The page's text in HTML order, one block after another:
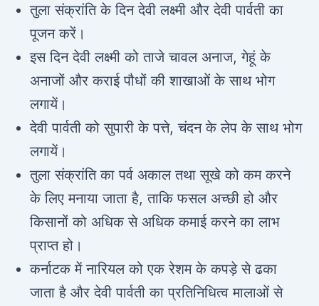
तुला संक्रांति के दिन देवी लक्ष्मी और देवी पार्वती का
पूजन करें।
इस दिन देवी लक्ष्मी को ताजे चावल अनाज, गेहूं के
अनाजों और कराई पौधों की शाखाओं के साथ भोग
लगायें।
देवी पार्वती को सुपारी के पत्ते, चंदन के लेप के साथ भोग
लगायें।
तुला संक्रांति का पर्व अकाल तथा सूखे को कम करने
के लिए मनाया जाता है, ताकि फसल अच्छी हो और
किसानों को अधिक से अधिक कमाई करने का लाभ
प्राप्त हो।
कर्नाटक में नारियल को एक रेशम के कपड़े से ढका
जाता है और देवी पार्वती का प्रतिनिधित्व मालाओं से